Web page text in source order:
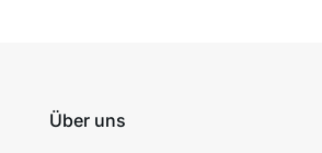
Über uns